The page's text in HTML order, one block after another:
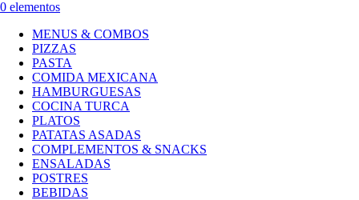
0 elementos
MENUS & COMBOS
PIZZAS
PASTA
COMIDA MEXICANA
HAMBURGUESAS
COCINA TURCA
PLATOS
PATATAS ASADAS
COMPLEMENTOS & SNACKS
ENSALADAS
POSTRES
BEBIDAS